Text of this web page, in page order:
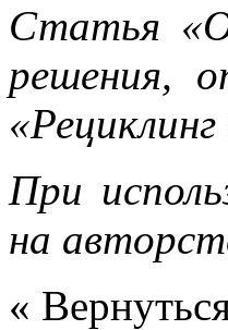
Статья
решения,
При
на
«